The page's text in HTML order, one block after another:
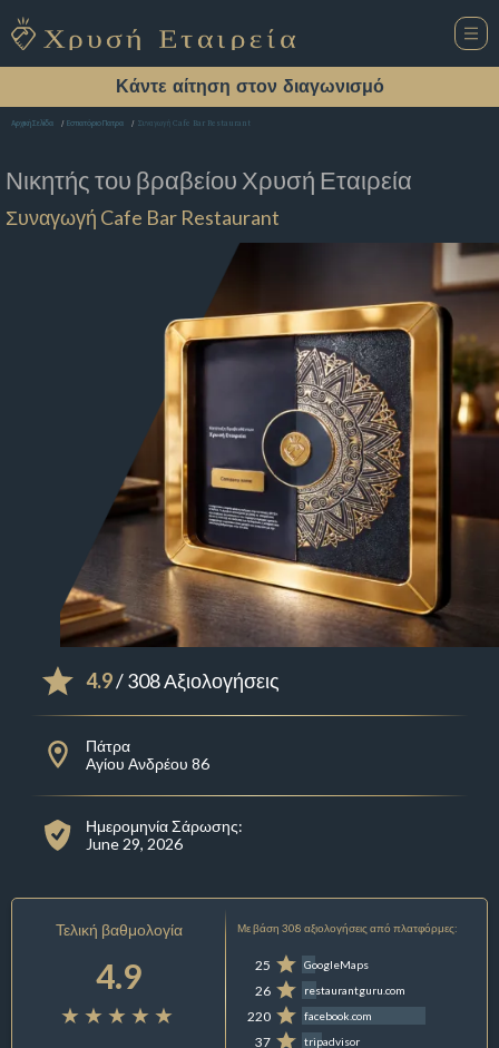
Κάντε αίτηση στον διαγωνισμό
Αρχική Σελίδα Εστιατόριο Πατρα Συναγωγή Cafe Bar Restaurant
Νικητής του βραβείου Χρυσή Εταιρεία
Συναγωγή Cafe Bar Restaurant
4.9/ 308 Αξιολογήσεις
Πάτρα
Αγίου Ανδρέου 86
Ημερομηνία Σάρωσης:
June 29, 2026
Τελική βαθμολογία
4.9
Με βάση 308 αξιολογήσεις από πλατφόρμες:
25 GoogleMaps
26 restaurantguru.com
220 facebook.com
37 tripadvisor